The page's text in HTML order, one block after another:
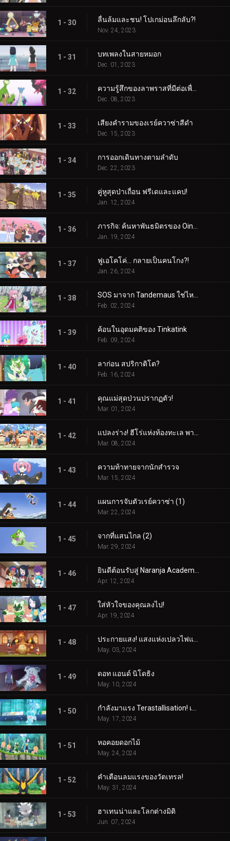
1 - 30 ลื่นล้มและชน! โปเกม่อนลึกลับ?!
Nov. 24, 2023
1 - 31 บทเพลงในสายหมอก
Dec. 01, 2023
1 - 32
Dec. 08, 2023
1 - 33 เสียงคำรามของเรย์ควาซ่าสีดำ
Dec. 15, 2023
1 - 34 การออกเดินทางตามลำดับ
Dec. 22, 2023
1 - 35 คู่หูสุดป่าเถื่อน ฟรีเดและแคป!
Jan. 12, 2024
1 - 36
Jan. 19, 2024
1 - 37 ฟูเอโคโค่... กลายเป็นคนโกง?!
Jan. 26, 2024
1 - 38
Feb. 02, 2024
1 - 39 ค้อนในอุดมคติของ Tinkatink
Feb. 09, 2024
1 - 40 ลาก่อน สปริกาติโต?
Feb. 16, 2024
1 - 41 คุณแม่สุดป่วนปรากฏตัว!
Mar. 01, 2024
1 - 42
Mar. 08, 2024
1 - 43 ความท้าทายจากนักสำรวจ
Mar. 15, 2024
1 - 44 แผนการจับตัวเรย์ควาซ่า (1)
Mar. 22, 2024
1 - 45 จากที่แสนไกล (2)
Mar. 29, 2024
1 - 46
Apr. 12, 2024
1 - 47 ใส่หัวใจของคุณลงไป!
Apr. 19, 2024
1 - 48
May. 03, 2024
1 - 49 ดอท แอนด์ นิโดธิง
May. 10, 2024
1 - 50
May. 17, 2024
1 - 51 หอคอยดอกไม้
May. 24, 2024
1 - 52 คำเตือนลมแรงของวัตเทรล!
May. 31, 2024
1 - 53 ฮาเทนน่าและโลกต่างมิติ
Jun. 07, 2024